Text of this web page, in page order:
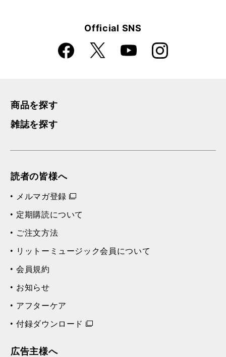
Official SNS
Faceboo
k
X YouTube Instagra
m
商品を探す
雑誌を探す
読者の皆様へ
メルマガ登録
定期購読について
ご注文方法
リットーミュージック会員について
会員規約
お知らせ
アフターケア
付録ダウンロード
広告主様へ